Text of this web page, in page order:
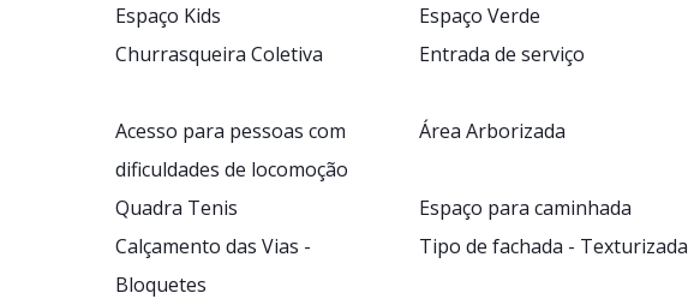
Espaço Kids
Espaço Verde
Churrasqueira Coletiva
Entrada de serviço
Acesso para pessoas com
dificuldades de locomoção
Área Arborizada
Quadra Tenis Espaço para caminhada
Calçamento das Vias -
Bloquetes
Tipo de fachada - Texturizada